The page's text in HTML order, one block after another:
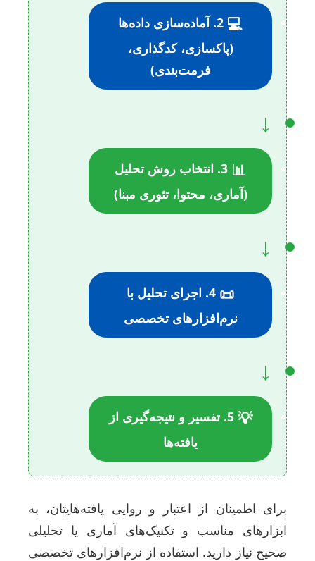
💻
2. آماده‌سازی داده‌ها
(پاکسازی، کدگذاری،
فرمت‌بندی)
↓
📊
3. انتخاب روش تحلیل
(آماری، محتوا، تئوری مبنا)
↓
4. اجرای تحلیل با
نرم‌افزارهای تخصصی
↓
💡
5. تفسیر و نتیجه‌گیری از
یافته‌ها
اطمینان از اعتبار و روایی یافته‌هایتان، به
مناسب و تکنیک‌های آماری یا تحلیلی
نیاز دارید. استفاده از نرم‌افزارهای تخصصی